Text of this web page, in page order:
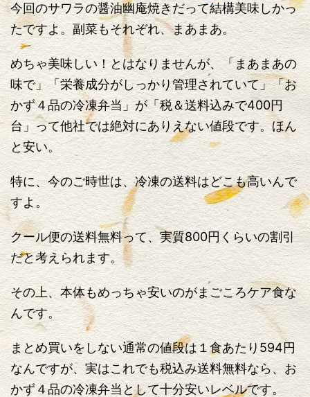
今回のサワラの醤油幽庵焼きだって結構美味しかっ
たですよ。副菜もそれぞれ、まあまあ。
めちゃ美味しい！とはなりませんが、「まあまあの
味で」「栄養成分がしっかり管理されていて」「お
かず４品の冷凍弁当」が「税＆送料込みで400円
台」って他社では絶対にありえない値段です。ほん
と安い。
特に、今のご時世は、冷凍の送料はどこも高いんで
すよ。
クール便の送料無料って、実質800円くらいの割引
だと考えられます。
その上、本体もめっちゃ安いのがまごころケア食な
んです。
まとめ買いをしない通常の値段は１食あたり594円
なんですが、実はこれでも税込み送料無料なら、お
かず４品の冷凍弁当として十分安いレベルです。